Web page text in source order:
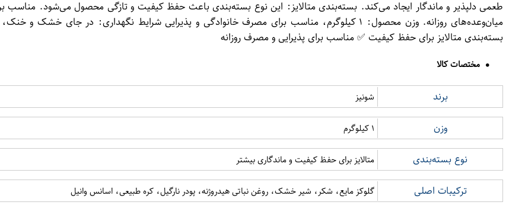
طعمی دلپذیر و ماندگار ایجاد می‌کند. بسته‌بندی متالایز: این نوع بسته‌بندی باعث حفظ کیفیت و تازگی محصول می‌شود. مناسب
میان‌وعده‌های روزانه. وزن محصول: ۱ کیلوگرم، مناسب برای مصرف خانوادگی و پذیرایی شرایط نگهداری:
بسته‌بندی متالایز برای حفظ کیفیت ✅ مناسب برای پذیرایی و مصرف روزانه
مختصات کالا
برند شونیز
وزن ۱ کیلوگرم
نوع بسته‌بندی متالایز برای حفظ کیفیت و ماندگاری بیشتر
ترکیبات اصلی گلوکز مایع، شکر، شیر خشک، روغن نباتی هیدروژنه، پودر نارگیل، کره طبیعی، اسانس وانیل